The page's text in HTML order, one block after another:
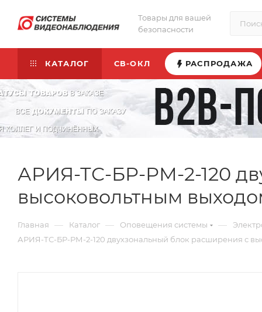
Товары для вашей
безопасности
КАТАЛОГ СВ-ОКЛ РАСПРОДАЖА
АРИЯ-ТС-БР-РМ-2-120
высоковольтным
Главная — Каталог — Оповещения системы —
АРИЯ-ТС-БР-РМ-2-120 двухзональный блок расширения с